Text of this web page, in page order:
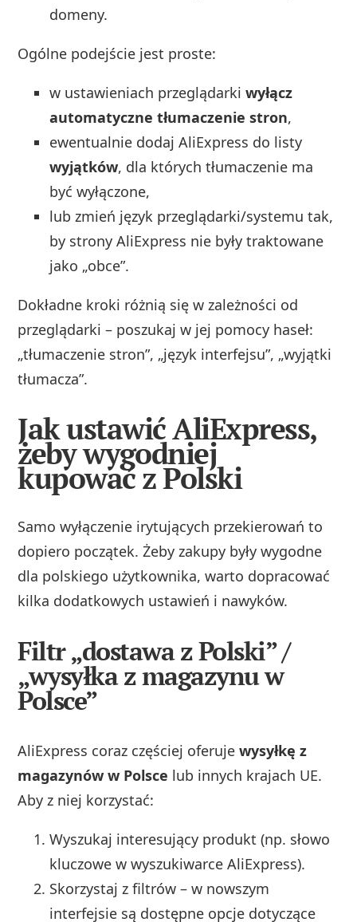
domeny.
Ogólne podejście jest proste:
w ustawieniach przeglądarkiwyłącz
automatyczne tłumaczenie stron,
ewentualnie dodaj AliExpress do listy
wyjątków, dla których tłumaczenie ma
być wyłączone,
lub zmień język przeglądarki/systemu tak,
by strony AliExpress nie były traktowane
jako „obce”.
Dokładne kroki różnią się w zależności od
przeglądarki – poszukaj w jej pomocy haseł:
„tłumaczenie stron”, „język interfejsu”, „wyjątki
tłumacza”.
Jak ustawić AliExpress,
żeby wygodniej
kupować z Polski
Samo wyłączenie irytujących przekierowań to
dopiero początek. Żeby zakupy były wygodne
dla polskiego użytkownika, warto dopracować
kilka dodatkowych ustawień i nawyków.
Filtr „dostawa z Polski” /
„wysyłka z magazynu w
Polsce”
AliExpress coraz częściej oferujewysyłkę z
magazynów w Polsce lub innych krajach UE.
Aby z niej korzystać:
Wyszukaj interesujący produkt (np. słowo
kluczowe w wyszukiwarce AliExpress).
Skorzystaj z filtrów – w nowszym
interfejsie są dostępne opcje dotyczące